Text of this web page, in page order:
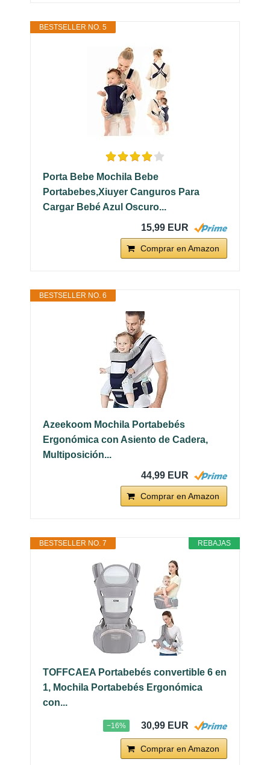
BESTSELLER NO. 5
Porta Bebe Mochila Bebe
Portabebes,Xiuyer Canguros Para
Cargar Bebé Azul Oscuro...
15,99 EUR
Comprar en Amazon
BESTSELLER NO. 6
Azeekoom Mochila Portabebés
Ergonómica con Asiento de Cadera,
Multiposición...
44,99 EUR
Comprar en Amazon
REBAJAS
BESTSELLER NO. 7
TOFFCAEA Portabebés convertible 6 en
1, Mochila Portabebés Ergonómica
con...
−16% 30,99 EUR
Comprar en Amazon